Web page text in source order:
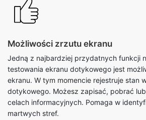
Możliwości zrzutu ekranu
Jedną z najbardziej przydatnych funkcji
testowania ekranu dotykowego jest
ekranu. W tym momencie rejestruje stan
dotykowego. Możesz zapisać, pobrać
celach informacyjnych. Pomaga w
martwych stref.